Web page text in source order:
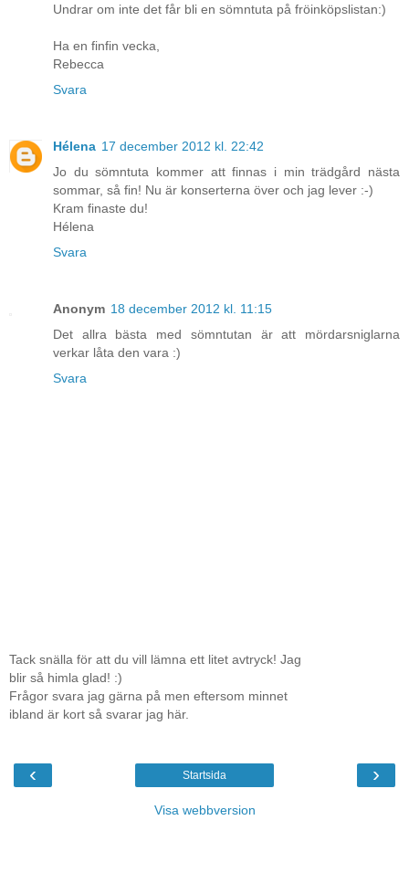
Undrar om inte det får bli en sömntuta på fröinköpslistan:)
Ha en finfin vecka,
Rebecca
Svara
Hélena 17 december 2012 kl. 22:42
Jo du sömntuta kommer att finnas i min trädgård nästa
sommar, så fin! Nu är konserterna över och jag lever :-)
Kram finaste du!
Hélena
Svara
Anonym 18 december 2012 kl. 11:15
Det allra bästa med sömntutan är att mördarsniglarna
verkar låta den vara :)
Svara
Tack snälla för att du vill lämna ett litet avtryck! Jag
blir så himla glad! :)
Frågor svara jag gärna på men eftersom minnet
ibland är kort så svarar jag här.
‹ ›
Startsida
Visa webbversion